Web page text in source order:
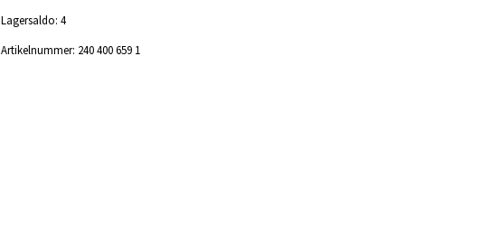
Lagersaldo: 4
Artikelnummer: 240 400 659 1